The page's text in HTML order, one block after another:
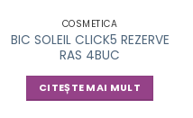
COSMETICA
BIC SOLEIL CLICK5 REZERVE
RAS 4BUC
CITEȘTE MAI MULT